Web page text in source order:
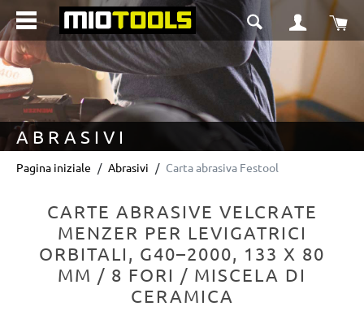
principale Il
ABRASIVI
Pagina iniziale Abrasivi Carta abrasiva Festool
CARTE ABRASIVE VELCRATE
MENZER PER LEVIGATRICI
ORBITALI, G40–2000, 133 X 80
MM / 8 FORI / MISCELA DI
CERAMICA